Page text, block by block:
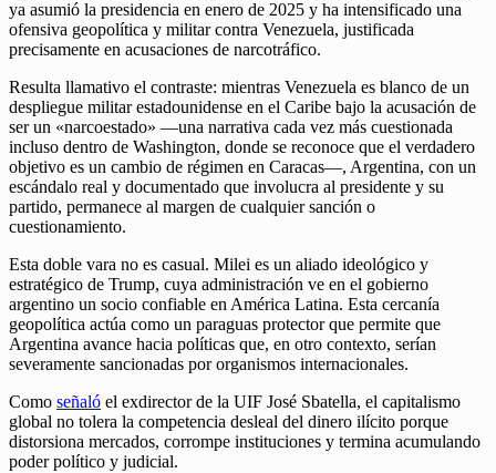
ya asumió la presidencia en enero de 2025 y ha intensificado una
ofensiva geopolítica y militar contra Venezuela, justificada
precisamente en acusaciones de narcotráfico.
Resulta llamativo el contraste: mientras Venezuela es blanco de un
despliegue militar estadounidense en el Caribe bajo la acusación de
ser un «narcoestado» —una narrativa cada vez más cuestionada
incluso dentro de Washington, donde se reconoce que el verdadero
objetivo es un cambio de régimen en Caracas—, Argentina, con un
escándalo real y documentado que involucra al presidente y su
partido, permanece al margen de cualquier sanción o
cuestionamiento.
Esta doble vara no es casual. Milei es un aliado ideológico y
estratégico de Trump, cuya administración ve en el gobierno
argentino un socio confiable en América Latina. Esta cercanía
geopolítica actúa como un paraguas protector que permite que
Argentina avance hacia políticas que, en otro contexto, serían
severamente sancionadas por organismos internacionales.
Como señaló el exdirector de la UIF José Sbatella, el capitalismo
global no tolera la competencia desleal del dinero ilícito porque
distorsiona mercados, corrompe instituciones y termina acumulando
poder político y judicial.